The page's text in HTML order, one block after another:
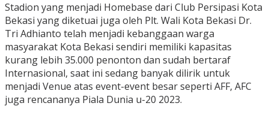
Stadion yang menjadi Homebase dari Club Persipasi Kota
Bekasi yang diketuai juga oleh Plt. Wali Kota Bekasi Dr.
Tri Adhianto telah menjadi kebanggaan warga
masyarakat Kota Bekasi sendiri memiliki kapasitas
kurang lebih 35.000 penonton dan sudah bertaraf
Internasional, saat ini sedang banyak dilirik untuk
menjadi Venue atas event-event besar seperti AFF, AFC
juga rencananya Piala Dunia u-20 2023.